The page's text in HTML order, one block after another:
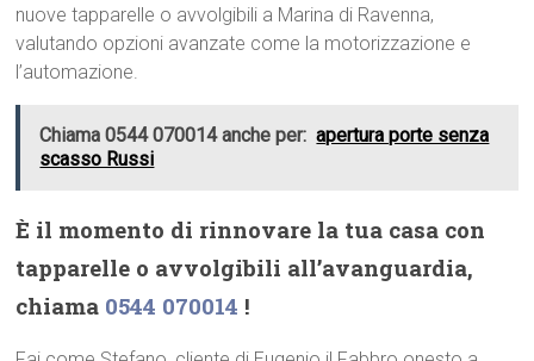
nuove tapparelle o avvolgibili a Marina di Ravenna,
valutando opzioni avanzate come la motorizzazione e
l’automazione.
Chiama 0544 070014 anche per: apertura porte senza
scasso Russi
È il momento di rinnovare la tua casa con
tapparelle o avvolgibili all’avanguardia,
chiama 0544 070014 !